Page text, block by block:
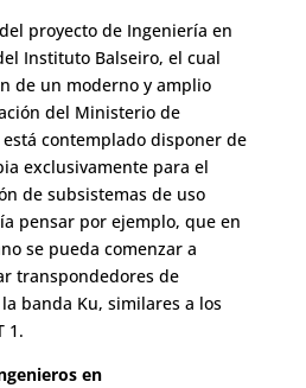
proyecto de Ingeniería en
Instituto Balseiro, el cual
de un moderno y amplio
del Ministerio de
contemplado disponer de
exclusivamente para el
de subsistemas de uso
pensar por ejemplo, que en
se pueda comenzar a
transpondedores de
banda Ku, similares a los
1.
en